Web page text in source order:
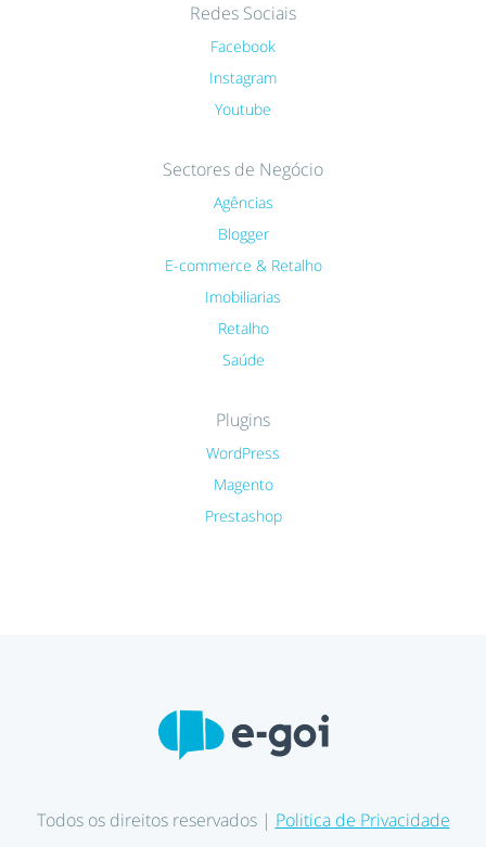
Redes Sociais
Facebook
Instagram
Youtube
Sectores de Negócio
Agências
Blogger
E-commerce & Retalho
Imobiliarias
Retalho
Saúde
Plugins
WordPress
Magento
Prestashop
Todos os direitos reservados | Politica de Privacidade